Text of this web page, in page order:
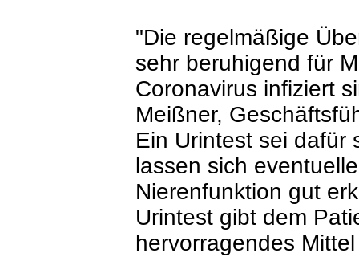
"Die regelmäßige
sehr beruhigend für
Coronavirus infiziert
Meißner,
Ein Urintest sei dafür
lassen sich
Nierenfunktion gut
Urintest gibt dem
hervorragendes